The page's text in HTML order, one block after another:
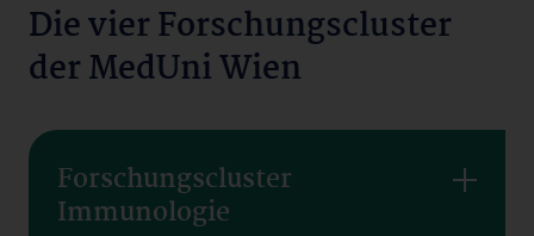
Die vier Forschungscluster
der MedUni Wien
Forschungscluster
Immunologie